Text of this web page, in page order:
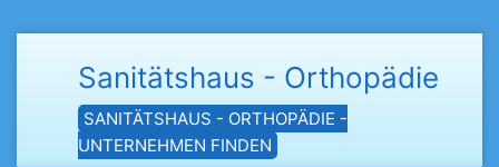
Sanitätshaus - Orthopädie
SANITÄTSHAUS - ORTHOPÄDIE -
UNTERNEHMEN FINDEN